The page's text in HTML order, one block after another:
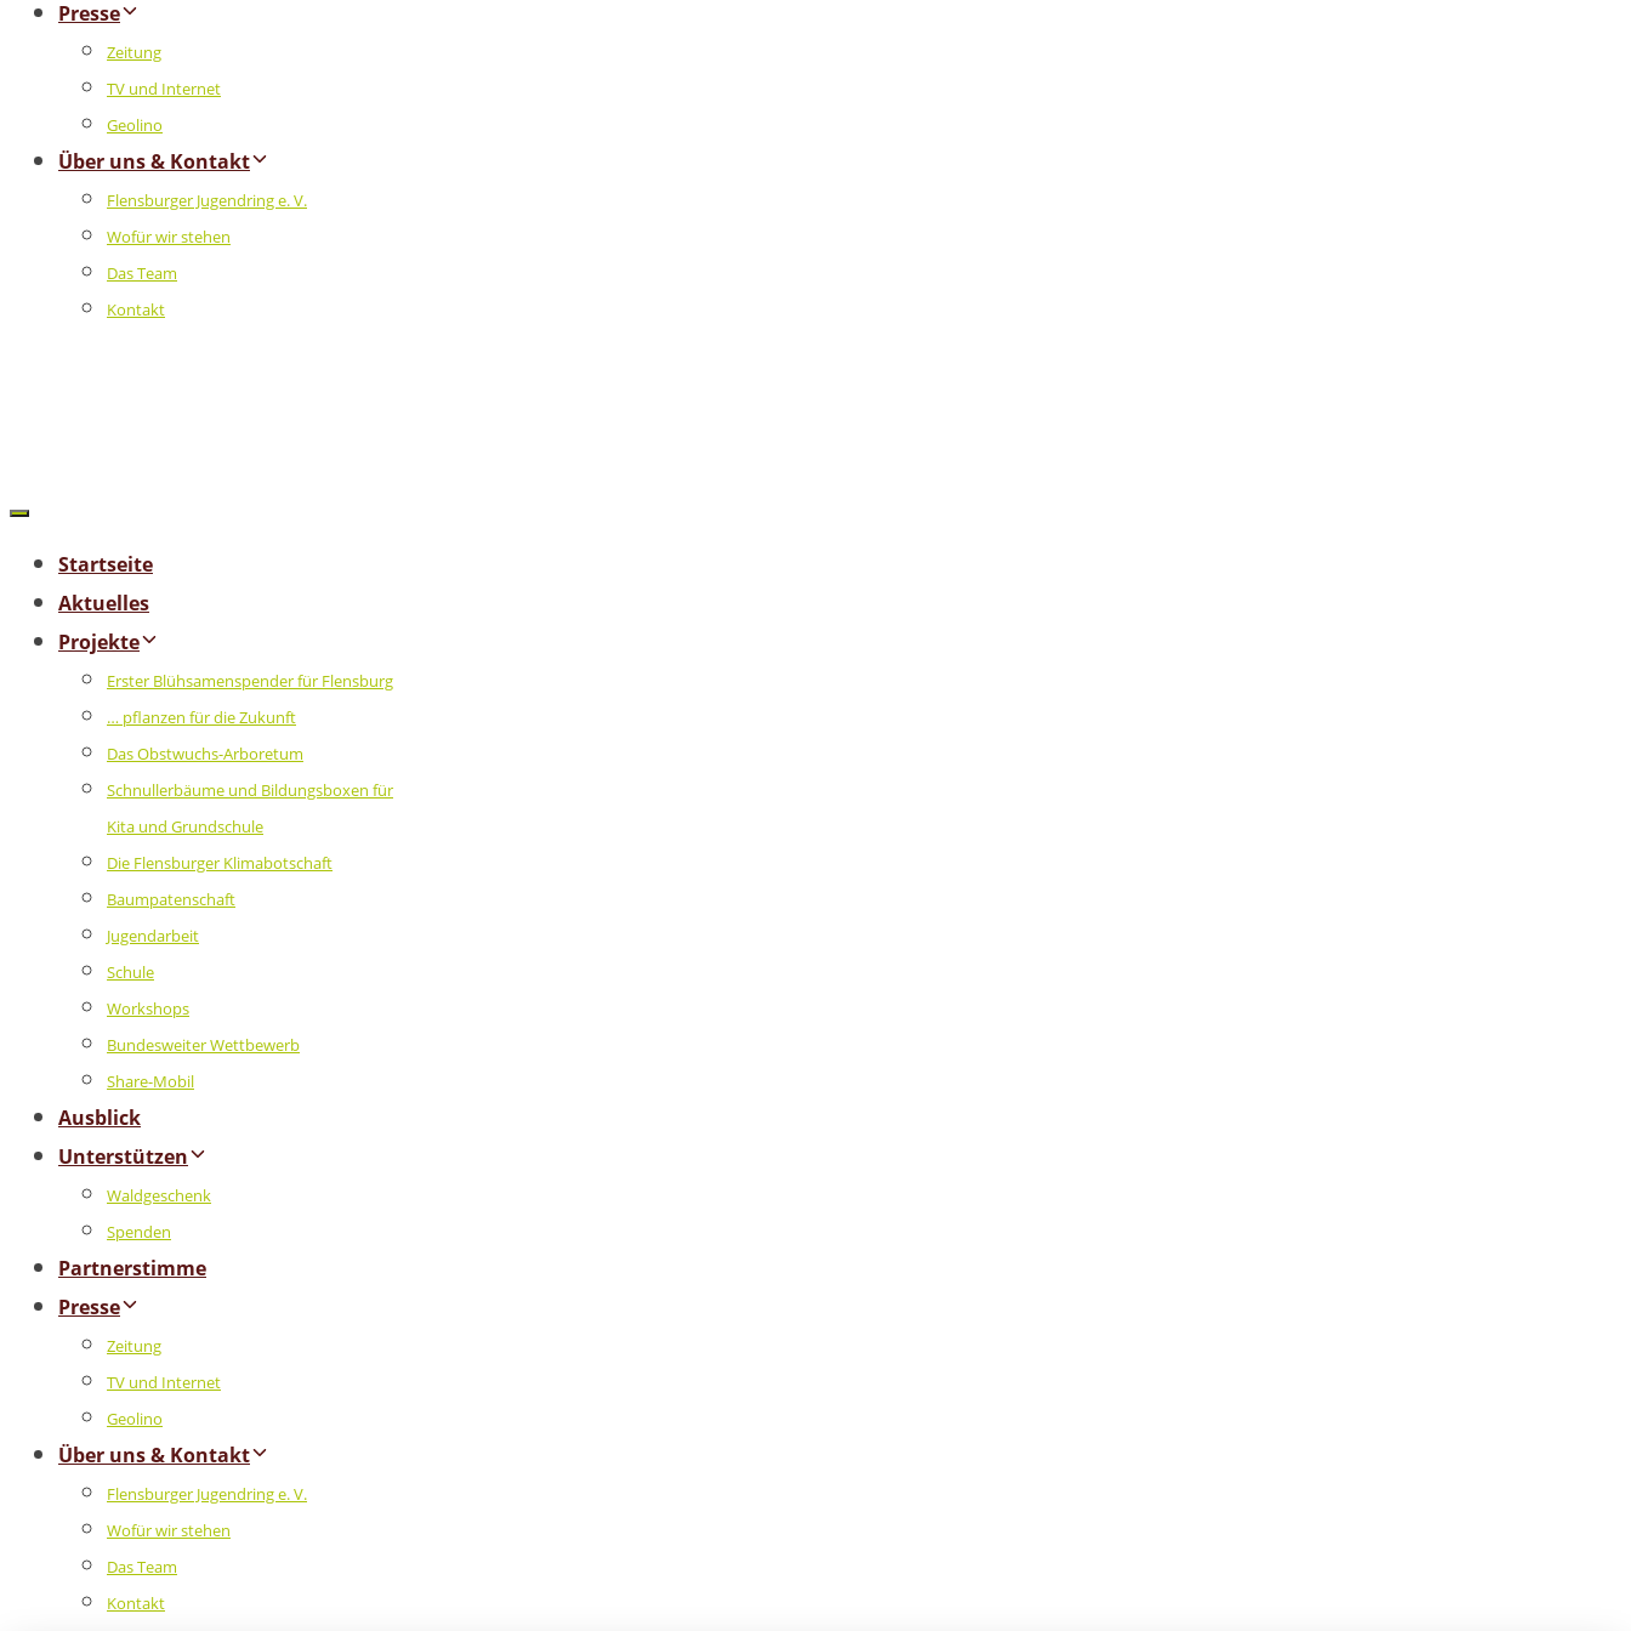
Presse
Zeitung
TV und Internet
Geolino
Über uns & Kontakt
Flensburger Jugendring e. V.
Wofür wir stehen
Das Team
Kontakt
Startseite
Aktuelles
Projekte
Erster Blühsamenspender für Flensburg
… pflanzen für die Zukunft
Das Obstwuchs-Arboretum
Schnullerbäume und Bildungsboxen für
Kita und Grundschule
Die Flensburger Klimabotschaft
Baumpatenschaft
Jugendarbeit
Schule
Workshops
Bundesweiter Wettbewerb
Share-Mobil
Ausblick
Unterstützen
Waldgeschenk
Spenden
Partnerstimme
Presse
Zeitung
TV und Internet
Geolino
Über uns & Kontakt
Flensburger Jugendring e. V.
Wofür wir stehen
Das Team
Kontakt